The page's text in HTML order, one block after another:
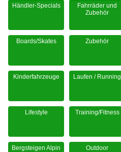
Händler-Specials
Fahrräder und
Zubehör
Boards/Skates Zubehör
Kinderfahrzeuge Laufen / Running
Lifestyle Training/Fitness
Bergsteigen Alpin Outdoor